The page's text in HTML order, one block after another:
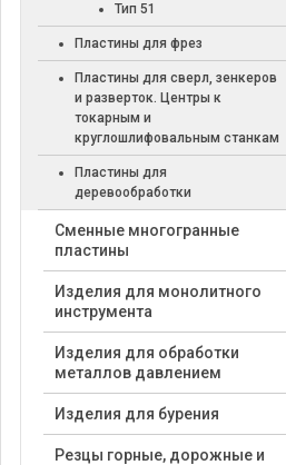
Тип 51
Пластины для фрез
Пластины для сверл, зенкеров
и разверток. Центры к
токарным и
круглошлифовальным станкам
Пластины для
деревообработки
Cменные многогранные
пластины
Изделия для монолитного
инструмента
Изделия для обработки
металлов давлением
Изделия для бурения
Резцы горные, дорожные и